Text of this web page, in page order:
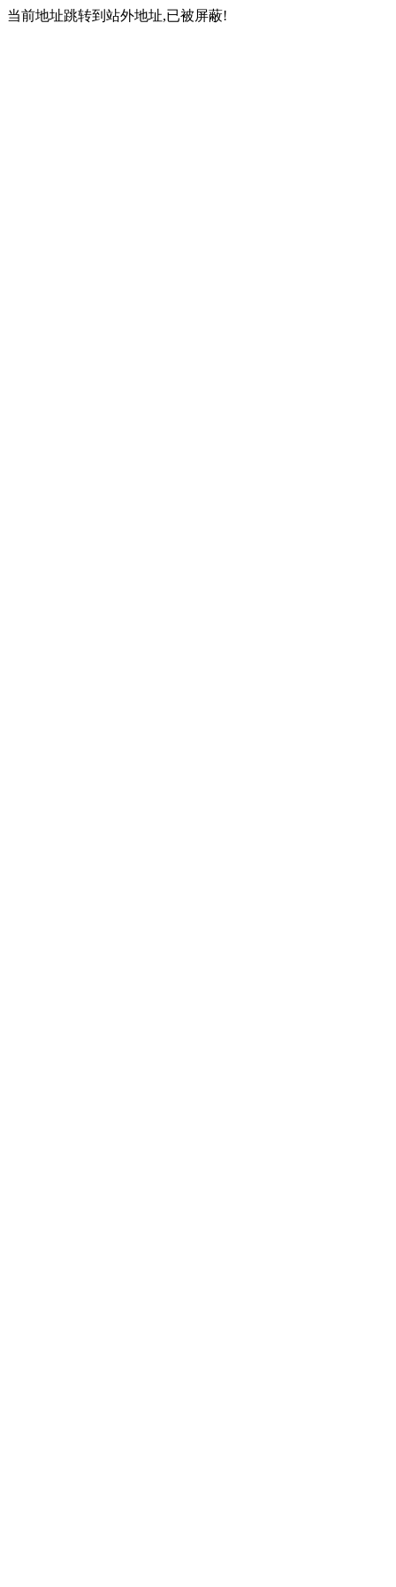
当前地址跳转到站外地址,已被屏蔽!